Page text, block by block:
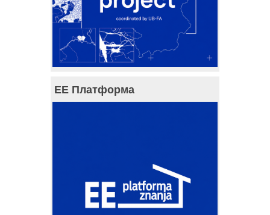
ЕЕ Платформа